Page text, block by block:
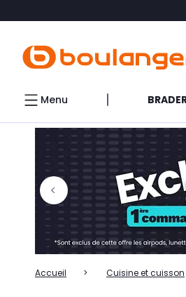
Accéder directement au chatbot
Menu
Accueil Cuisine et cuisson